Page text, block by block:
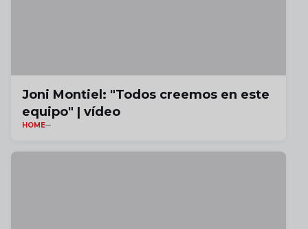
Joni Montiel: "Todos creemos en este
equipo" | vídeo
HOME